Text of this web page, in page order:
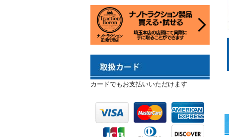
車のフロントガラス交換の料金相
場と作業手順
車のドアロック修理の料金と作業
た
2023.10.30
コーティングが無料で利用できるチ
ャンス！X（旧Twitter）キャンペーン
2023.10.21
秋田県の「能代ポータル」にて得洗
隊を紹介いただきました
第15回ふじみ野市産業まつりに出店
します
2023.10.09
カードでもお支払いいただけます